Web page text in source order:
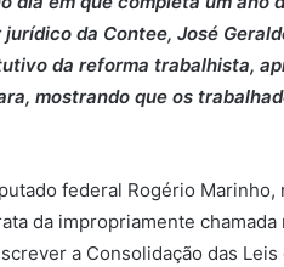
da Contee, José
da reforma trabalhista,
mostrando que os
federal Rogério
da impropriamente
a Consolidação das